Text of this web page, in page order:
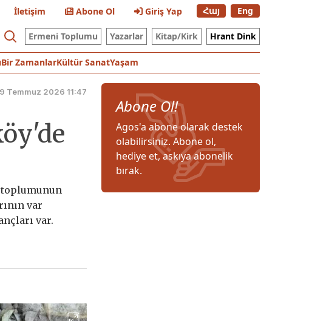
İletişim Abone Ol Giriş Yap Հայ Eng
Ermeni Toplumu Yazarlar Kitap/Kirk Hrant Dink
Bir ZamanlarKültür SanatYaşam
9 Temmuz 2026 11:47
toplumunun
var
var.
Abone Ol!
Agos'a abone olarak destek
olabilirsiniz. Abone ol,
hediye et, askıya abonelik
bırak.